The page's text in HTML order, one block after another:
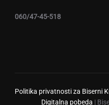
060/47-45-518
Politika privatnosti za Biserni
Digitalna pobeda |